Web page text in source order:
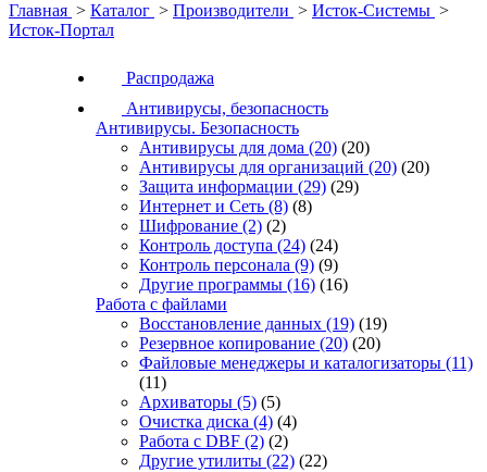
Главная > Каталог > Производители > Исток-Системы >
Исток-Портал
Распродажа
Антивирусы, безопасность
Антивирусы. Безопасность
Антивирусы для дома (20) (20)
Антивирусы для организаций (20) (20)
Защита информации (29) (29)
Интернет и Сеть (8) (8)
Шифрование (2) (2)
Контроль доступа (24) (24)
Контроль персонала (9) (9)
Другие программы (16) (16)
Работа с файлами
Восстановление данных (19) (19)
Резервное копирование (20) (20)
Файловые менеджеры и каталогизаторы (11)
(11)
Архиваторы (5) (5)
Очистка диска (4) (4)
Работа с DBF (2) (2)
Другие утилиты (22) (22)